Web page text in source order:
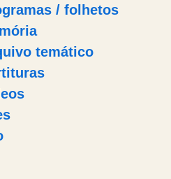
/ folhetos
temático